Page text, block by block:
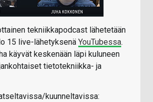
tekniikkapodcast lähetetään
15 live-lähetyksenä YouTubessa.
käyvät keskenään läpi kuluneen
tietotekniikka- ja
kuunneltavissa: